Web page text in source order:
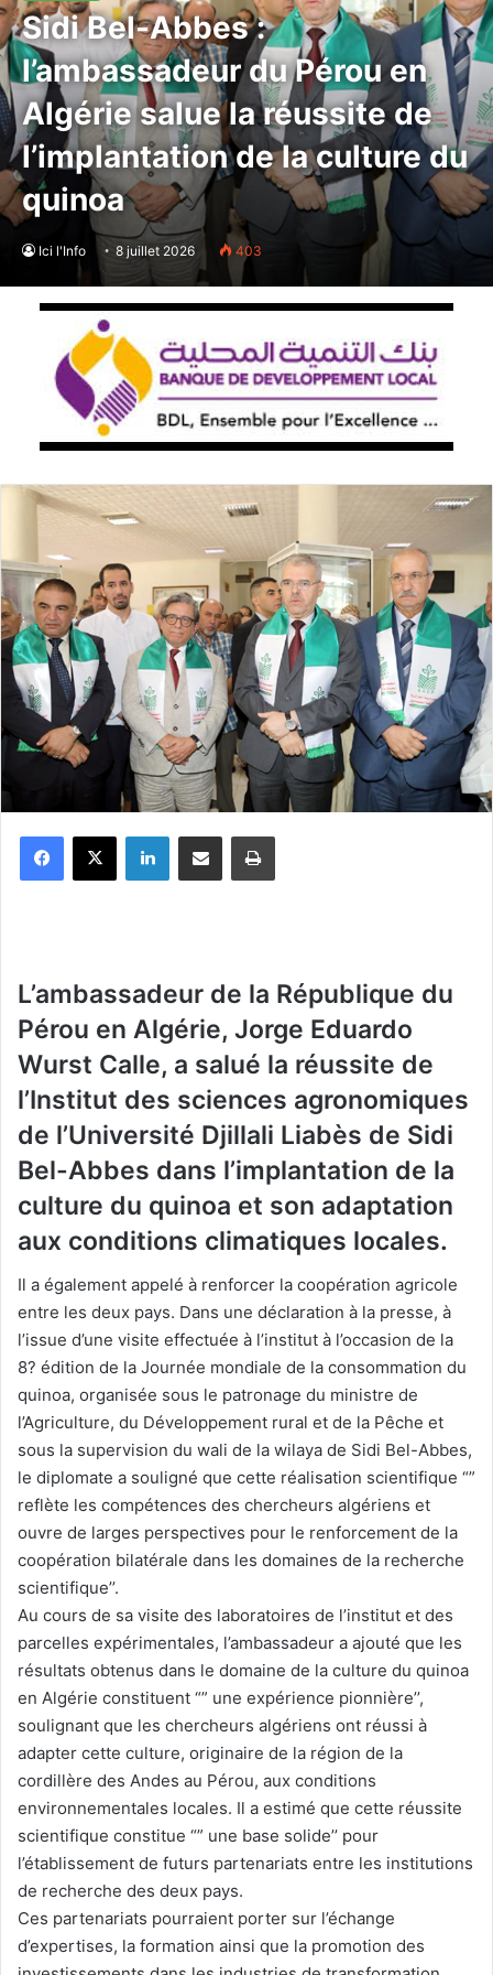
Sidi Bel-Abbes :
l’ambassadeur du Pérou en
Algérie salue la réussite de
l’implantation de la culture du
quinoa
Ici l'Info 8 juillet 2026 403
L’ambassadeur de la République du
Pérou en Algérie, Jorge Eduardo
Wurst Calle, a salué la réussite de
l’Institut des sciences agronomiques
de l’Université Djillali Liabès de Sidi
Bel-Abbes dans l’implantation de la
culture du quinoa et son adaptation
aux conditions climatiques locales.
Il a également appelé à renforcer la coopération agricole
entre les deux pays. Dans une déclaration à la presse, à
l’issue d’une visite effectuée à l’institut à l’occasion de la
8? édition de la Journée mondiale de la consommation du
quinoa, organisée sous le patronage du ministre de
l’Agriculture, du Développement rural et de la Pêche et
sous la supervision du wali de la wilaya de Sidi Bel-Abbes,
le diplomate a souligné que cette réalisation scientifique “”
reflète les compétences des chercheurs algériens et
ouvre de larges perspectives pour le renforcement de la
coopération bilatérale dans les domaines de la recherche
scientifique’’.
Au cours de sa visite des laboratoires de l’institut et des
parcelles expérimentales, l’ambassadeur a ajouté que les
résultats obtenus dans le domaine de la culture du quinoa
en Algérie constituent “” une expérience pionnière’’,
soulignant que les chercheurs algériens ont réussi à
adapter cette culture, originaire de la région de la
cordillère des Andes au Pérou, aux conditions
environnementales locales. Il a estimé que cette réussite
scientifique constitue “” une base solide’’ pour
l’établissement de futurs partenariats entre les institutions
de recherche des deux pays.
Ces partenariats pourraient porter sur l’échange
d’expertises, la formation ainsi que la promotion des